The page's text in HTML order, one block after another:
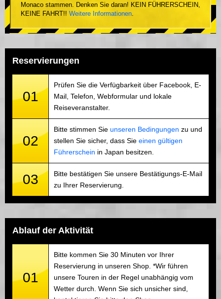
Monaco stammen. Denken Sie daran! KEIN FÜHRERSCHEIN,
KEINE FAHRT!! Weitere Informationen
Reservierungen
01
Prüfen Sie die Verfügbarkeit über Facebook, E-
Mail, Telefon, Webformular und lokale
Reiseveranstalter.
02
Bitte stimmen Sie unseren Bedingungen zu und
stellen Sie sicher, dass Sie einen gültigen
Führerschein in Japan besitzen.
03
Bitte bestätigen Sie unsere Bestätigungs-E-Mail
zu Ihrer Reservierung.
Ablauf der Aktivität
01
Bitte kommen Sie 30 Minuten vor Ihrer
Reservierung in unseren Shop. *Wir führen
unsere Touren in der Regel unabhängig vom
Wetter durch. Wenn Sie sich unsicher sind,